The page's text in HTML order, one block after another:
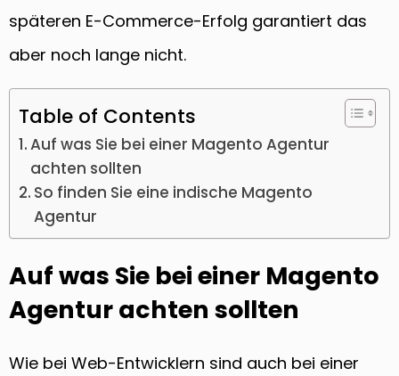
späteren E-Commerce-Erfolg garantiert das
aber noch lange nicht.
Table of Contents
Auf was Sie bei einer Magento Agentur
achten sollten
So finden Sie eine indische Magento
Agentur
Auf was Sie bei einer Magento
Agentur achten sollten
Wie bei Web-Entwicklern sind auch bei einer